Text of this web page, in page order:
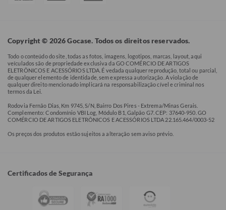
Copyright © 2026 Gocase. Todos os direitos reservados.
Todo o conteúdo do site, todas as fotos, imagens, logotipos, marcas, layout, aqui
veículados são de propriedade exclusiva da GO COMÉRCIO DE ARTIGOS
ELETRÔNICOS E ACESSÓRIOS LTDA. É vedada qualquer reprodução, total ou parcial,
de qualquer elemento de identidade, sem expressa autorização. A violação de
qualquer direito mencionado implicará na responsabilização cível e criminal nos
termos da Lei.
Rodovia Fernão Dias, Km 9745, S/N, Bairro Dos Pires - Extrema/Minas Gerais.
Complemento: Condomínio VBI Log, Módulo B1, Galpão G7. CEP: 37640-950. GO
COMÉRCIO DE ARTIGOS ELETRÔNICOS E ACESSÓRIOS LTDA 22.165.464/0003-52
Os preços dos produtos estão sujeitos a alteração sem aviso prévio.
Certificados de Segurança